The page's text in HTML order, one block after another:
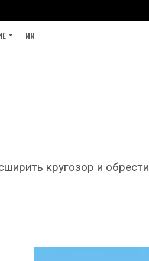
ИИ
кругозор и обрести